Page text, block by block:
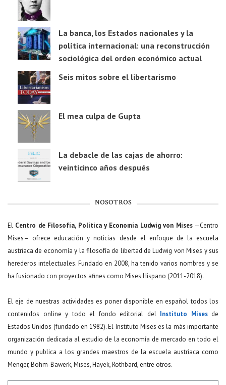
La banca, los Estados nacionales y la
política internacional: una reconstrucción
sociológica del orden económico actual
Seis mitos sobre el libertarismo
El mea culpa de Gupta
La debacle de las cajas de ahorro:
veinticinco años después
NOSOTROS
El Centro de Filosofía, Política y Economía Ludwig von Mises—Centro
Mises— ofrece educación y noticias desde el enfoque de la escuela
austriaca de economía y la filosofía de libertad de Ludwig von Mises y sus
herederos intelectuales. Fundado en 2008, ha tenido varios nombres y se
ha fusionado con proyectos afines como Mises Hispano (2011-2018).
El eje de nuestras actividades es poner disponible en español todos los
contenidos online y todo el fondo editorial del Instituto Misesde
Estados Unidos (fundado en 1982). El Instituto Mises es la más importante
organización dedicada al estudio de la economía de mercado en todo el
mundo y publica a los grandes maestros de la escuela austriaca como
Menger, Böhm-Bawerk, Mises, Hayek, Rothbard, entre otros.